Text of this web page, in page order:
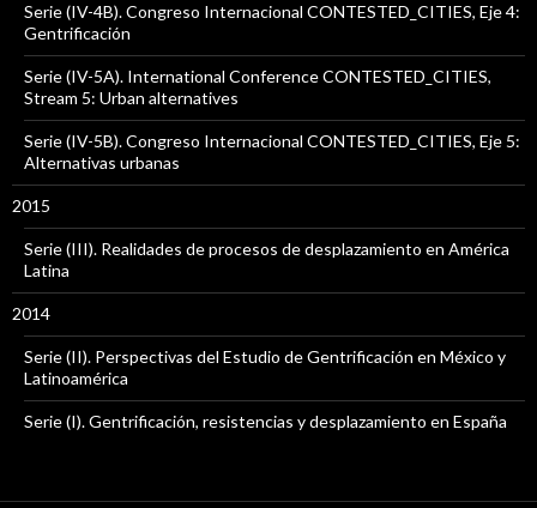
Serie (IV-4B). Congreso Internacional CONTESTED_CITIES, Eje 4:
Gentrificación
Serie (IV-5A). International Conference CONTESTED_CITIES,
Stream 5: Urban alternatives
Serie (IV-5B). Congreso Internacional CONTESTED_CITIES, Eje 5:
Alternativas urbanas
2015
Serie (III). Realidades de procesos de desplazamiento en América
Latina
2014
Serie (II). Perspectivas del Estudio de Gentrificación en México y
Latinoamérica
Serie (I). Gentrificación, resistencias y desplazamiento en España